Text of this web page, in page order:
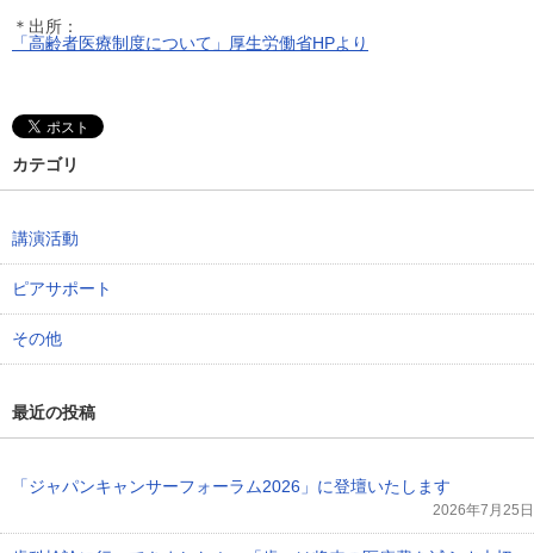
＊出所：
「高齢者医療制度について」厚生労働省HPより
カテゴリ
講演活動
ピアサポート
その他
最近の投稿
「ジャパンキャンサーフォーラム2026」に登壇いたします
2026年7月25日